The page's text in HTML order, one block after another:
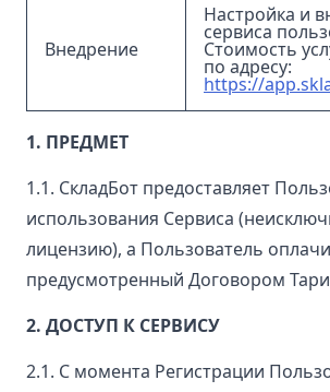
Внедрение
Настройка и
сервиса
Стоимость
по адресу:
https://
1. ПРЕДМЕТ
1.1. СкладБот предоставляет
использования Сервиса
лицензию), а Пользователь
предусмотренный Договором
2. ДОСТУП К СЕРВИСУ
2.1. С момента Регистрации